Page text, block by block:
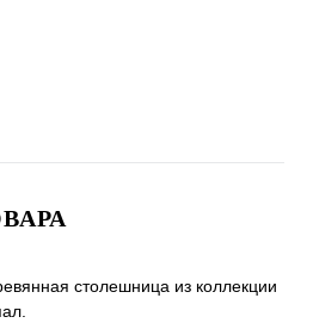
столешница из коллекции